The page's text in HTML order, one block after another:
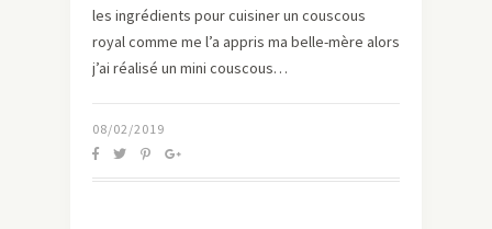
les ingrédients pour cuisiner un couscous
royal comme me l’a appris ma belle-mère alors
j’ai réalisé un mini couscous…
08/02/2019